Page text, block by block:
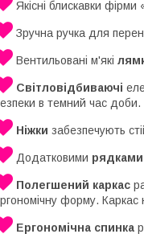
Якісні блискавки фірми
Зручна ручка для
Вентильовані м'які
Світловідбиваючі
в темний час доби.
Ніжки забезпечують
Додатковими
Полегшений каркас
форму. Каркас
Ергономічна спинка